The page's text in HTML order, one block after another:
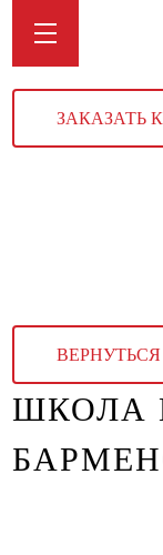
ЗАКАЗАТЬ
ВЕРНУТЬСЯ
ШКОЛА